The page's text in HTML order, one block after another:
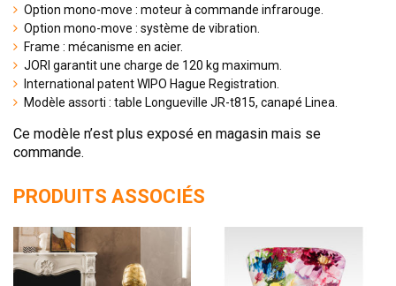
Option mono-move : moteur à commande infrarouge.
Option mono-move : système de vibration.
Frame : mécanisme en acier.
JORI garantit une charge de 120 kg maximum.
International patent WIPO Hague Registration.
Modèle assorti : table Longueville JR-t815, canapé Linea.
Ce modèle n’est plus exposé en magasin mais se
commande.
PRODUITS ASSOCIÉS